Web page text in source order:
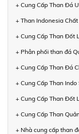
+ Cung Cấp Than Đá
+ Than Indonesia
+ Cung Cấp Than Đốt
+ Phân phối than đá
+ Cung Cấp Than Đá
+ Cung Cấp Than
+ Cung Cấp Than Đốt
+ Cung Cấp Than
+ Nhà cung cấp than